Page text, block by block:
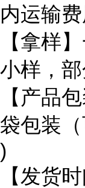
内运输费
【拿样
小样，部
【产品
袋包装
)
【发货